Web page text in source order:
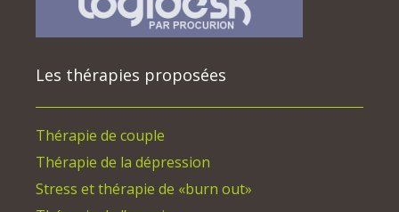
Les thérapies proposées
Thérapie de couple
Thérapie de la dépression
Stress et thérapie de «burn out»